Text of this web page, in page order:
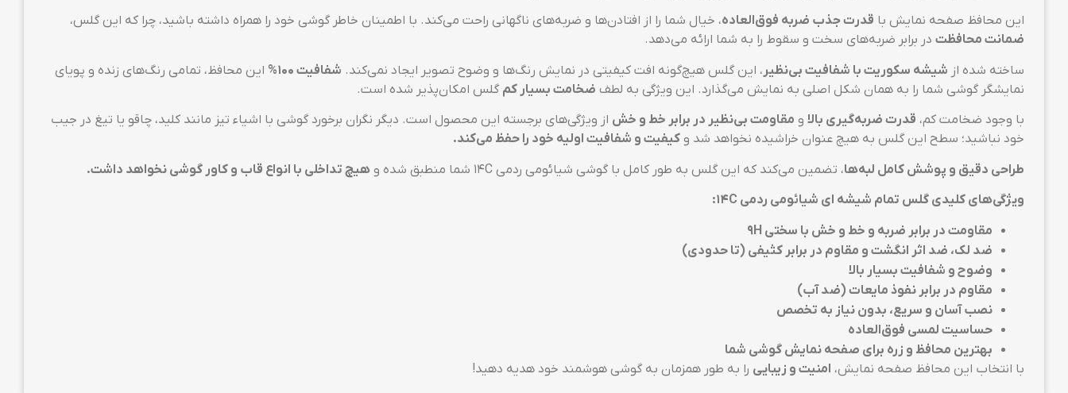
این محافظ صفحه نمایش با قدرت جذب ضربه فوق‌العاده، خیال شما را از افتادن‌ها و ضربه‌های ناگهانی راحت می‌کند. با اطمینان خاطر گوشی خود را همراه داشته باشید، چرا که این گلس،
ضمانت محافظت در برابر ضربه‌های سخت و سقوط را به شما ارائه می‌دهد.
ساخته شده از شیشه سکوریت با شفافیت بی‌نظیر ، این گلس هیچ‌گونه افت کیفیتی در نمایش رنگ‌ها و وضوح تصویر ایجاد نمی‌کند. شفافیت 100%
این محافظ، تمامی رنگ‌های زنده و پویای
نمایشگر گوشی شما را به همان شکل اصلی به نمایش می‌گذارد. این ویژگی به لطف ضخامت بسیار کم گلس امکان‌پذیر شده است.
با وجود ضخامت کم، قدرت ضربه‌گیری بالا و مقاومت بی‌نظیر در برابر خط و خش از ویژگی‌های برجسته این محصول است. دیگر نگران برخورد گوشی با اشیاء تیز مانند کلید، چاقو یا تیغ در جیب
خود نباشید؛ سطح این گلس به هیچ عنوان خراشیده نخواهد شد و کیفیت و شفافیت اولیه خود را حفظ می‌کند.
طراحی دقیق و پوشش کامل لبه‌ها، تضمین می‌کند که این گلس به طور کامل با گوشی شیائومی ردمی 14C شما منطبق شده و
هیچ تداخلی با انواع قاب و کاور گوشی نخواهد داشت.
ویژگی‌های کلیدی گلس تمام شیشه ای شیائومی ردمی 14C:
مقاومت در برابر ضربه و خط و خش با سختی 9H
ضد لک، ضد اثر انگشت و مقاوم در برابر کثیفی (تا حدودی)
وضوح و شفافیت بسیار بالا
مقاوم در برابر نفوذ مایعات (ضد آب)
نصب آسان و سریع، بدون نیاز به تخصص
حساسیت لمسی فوق‌العاده
بهترین محافظ و زره برای صفحه نمایش گوشی شما
با انتخاب این محافظ صفحه نمایش، امنیت و زیبایی را به طور همزمان به گوشی هوشمند خود هدیه دهید!